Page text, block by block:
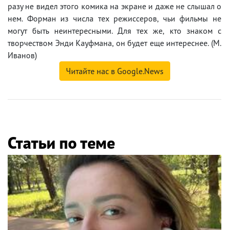
разу не видел этого комика на экране и даже не слышал о
нем. Форман из числа тех режиссеров, чьи фильмы не
могут быть неинтересными. Для тех же, кто знаком с
творчеством Энди Кауфмана, он будет еще интереснее. (М.
Иванов)
Читайте нас в Google.News
Статьи по теме